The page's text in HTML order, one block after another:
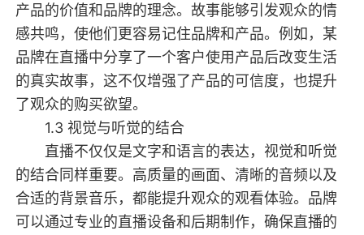
产品的价值和品牌的理念。故事能够引发观众的情
感共鸣，使他们更容易记住品牌和产品。例如，某
品牌在直播中分享了一个客户使用产品后改变生活
的真实故事，这不仅增强了产品的可信度，也提升
了观众的购买欲望。
1.3 视觉与听觉的结合
直播不仅仅是文字和语言的表达，视觉和听觉
的结合同样重要。高质量的画面、清晰的音频以及
合适的背景音乐，都能提升观众的观看体验。品牌
可以通过专业的直播设备和后期制作，确保直播的